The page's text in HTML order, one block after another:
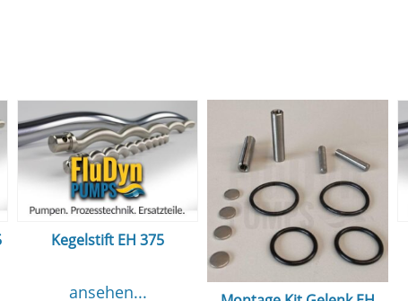
Kegelstift EH 375
ansehen...